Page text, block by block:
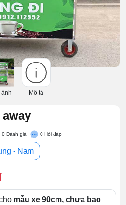
ảnh Mô tả
away
0 Đánh giá 0 Hỏi đáp
- Nam
mẫu xe 90cm, chưa bao